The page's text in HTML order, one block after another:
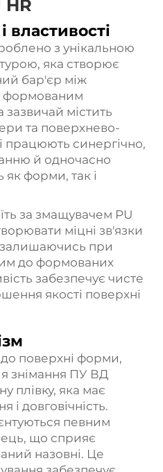
властивості
з унікальною
яка створює
бар'єр між
формованим
містить
та поверхнево-
працюють синергічно,
й одночасно
як форми, так і
за змащувачем PU
міцні зв'язки
при
до формованих
забезпечує чисте
якості поверхні
до поверхні форми,
знімання ПУ ВД
плівку, яка має
і довговічність.
певним
що сприяє
назовні. Це